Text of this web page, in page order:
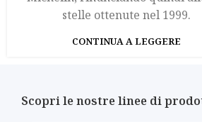
stelle ottenute nel 1999.
CONTINUA A LEGGERE
Scopri le nostre linee di